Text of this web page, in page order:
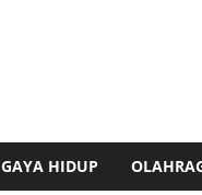
GAYA HIDUP